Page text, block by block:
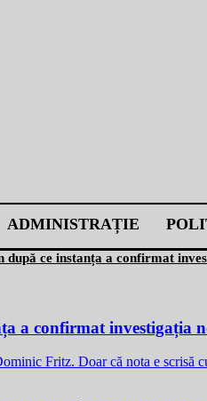
ADMINISTRAȚIE
după ce instanța a confirmat
a confirmat investigația
Fritz. Doar că nota e